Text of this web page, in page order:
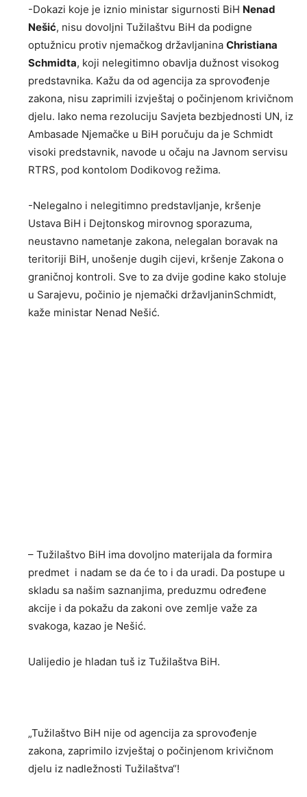
-Dokazi koje je iznio ministar sigurnosti BiH Nenad
Nešić, nisu dovoljni Tužilaštvu BiH da podigne
optužnicu protiv njemačkog državljanina Christiana
Schmidta, koji nelegitimno obavlja dužnost visokog
predstavnika. Kažu da od agencija za sprovođenje
zakona, nisu zaprimili izvještaj o počinjenom krivičnom
djelu. Iako nema rezoluciju Savjeta bezbjednosti UN, iz
Ambasade Njemačke u BiH poručuju da je Schmidt
visoki predstavnik, navode u očaju na Javnom servisu
RTRS, pod kontolom Dodikovog režima.
-Nelegalno i nelegitimno predstavljanje, kršenje
Ustava BiH i Dejtonskog mirovnog sporazuma,
neustavno nametanje zakona, nelegalan boravak na
teritoriji BiH, unošenje dugih cijevi, kršenje Zakona o
graničnoj kontroli. Sve to za dvije godine kako stoluje
u Sarajevu, počinio je njemački državljaninSchmidt,
kaže ministar Nenad Nešić.
– Tužilaštvo BiH ima dovoljno materijala da formira
predmet i nadam se da će to i da uradi. Da postupe u
skladu sa našim saznanjima, preduzmu određene
akcije i da pokažu da zakoni ove zemlje važe za
svakoga, kazao je Nešić.
Ualijedio je hladan tuš iz Tužilaštva BiH.
„Tužilaštvo BiH nije od agencija za sprovođenje
zakona, zaprimilo izvještaj o počinjenom krivičnom
djelu iz nadležnosti Tužilaštva“!